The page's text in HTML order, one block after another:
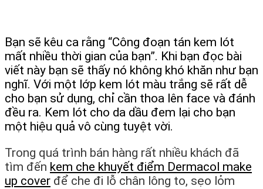
Bạn sẽ kêu ca rằng “Công đoạn tán kem lót
mất nhiều thời gian của bạn”. Khi bạn đọc bài
viết này bạn sẽ thấy nó không khó khăn như bạn
nghĩ. Với một lớp kem lót màu trắng sẽ rất dễ
cho bạn sử dụng, chỉ cần thoa lên face và đánh
đều ra. Kem lót cho da dầu đem lại cho bạn
một hiệu quả vô cùng tuyệt vời.
Trong quá trình bán hàng rất nhiều khách đã
tìm đến kem che khuyết điểm Dermacol make
up cover để che đi lỗ chân lông to, sẹo lỏm